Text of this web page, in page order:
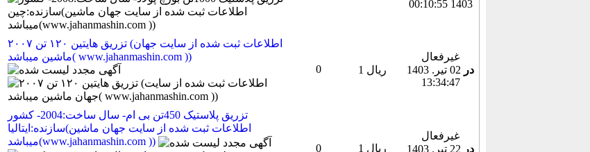
1403 00:10:55
تزریق هایتین ۱۲۰ تن ۲۰۰۷ (اطلاعات ثبت شده از سایت جهان
ماشین میباشد( www.jahanmashin.com ))
0
1 ریال
غیرفعال
در
02 تير. 1403
13:34:47
تزریق پلاستیک 450تن بی ام- سال ساخت:2004- کشور
سازنده:ایتالیا(اطلاعات ثبت شده از سایت جهان ماشین
میباشد(www.jahanmashin.com ))
0 1 ریال
غیرفعال
در
22 تير. 1403